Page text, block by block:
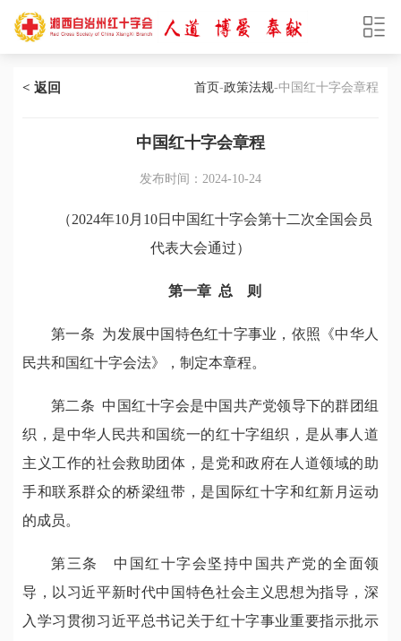
< 返回 首页-政策法规-中国红十字会章程
中国红十字会章程
发布时间：2024-10-24
（2024年10月10日中国红十字会第十二次全国会员
代表大会通过）
第一章 总 则
第一条 为发展中国特色红十字事业，依照《中华人
民共和国红十字会法》，制定本章程。
第二条 中国红十字会是中国共产党领导下的群团组
织，是中华人民共和国统一的红十字组织，是从事人道
主义工作的社会救助团体，是党和政府在人道领域的助
手和联系群众的桥梁纽带，是国际红十字和红新月运动
的成员。
第三条 中国红十字会坚持中国共产党的全面领
导，以习近平新时代中国特色社会主义思想为指导，深
入学习贯彻习近平总书记关于红十字事业重要指示批示